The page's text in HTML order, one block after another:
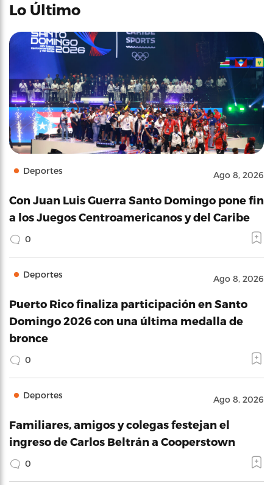
Lo Último
Deportes Ago 8, 2026
Con Juan Luis Guerra Santo Domingo pone fin
a los Juegos Centroamericanos y del Caribe
0
Deportes Ago 8, 2026
Puerto Rico finaliza participación en Santo
Domingo 2026 con una última medalla de
bronce
0
Deportes Ago 8, 2026
Familiares, amigos y colegas festejan el
ingreso de Carlos Beltrán a Cooperstown
0